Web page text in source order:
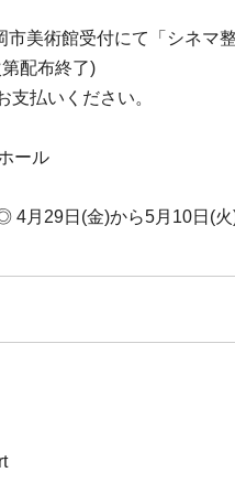
美術館受付にて「シネマ
配布終了)
払いください。
ール
月29日(金)から5月10日(火